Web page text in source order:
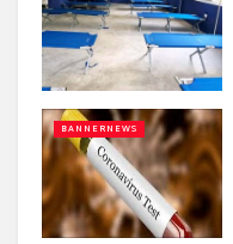
BANNERNEWS